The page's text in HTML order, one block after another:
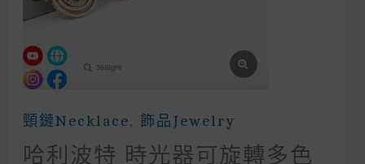
頸鏈Necklace, 飾品Jewelry
哈利波特 時光器可旋轉多色